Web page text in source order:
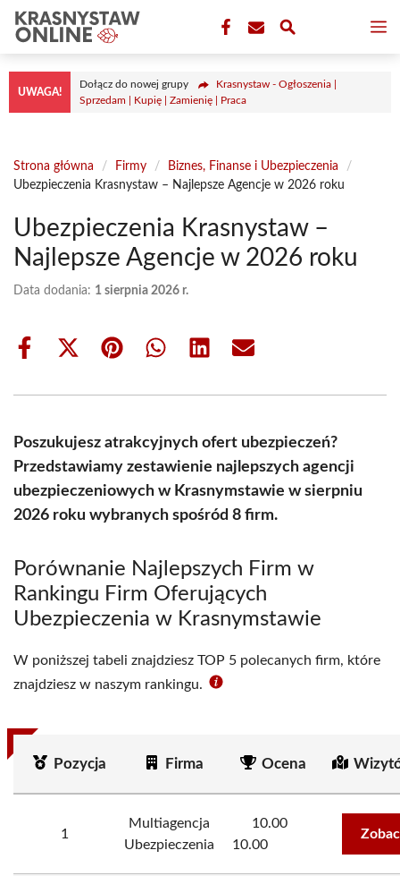
Przejdź
treści
UWAGA!
Dołącz do nowej grupy
Krasnystaw - Ogłoszenia |
Sprzedam | Kupię | Zamienię | Praca
Strona główna / Firmy / Biznes, Finanse i Ubezpieczenia
/
Ubezpieczenia Krasnystaw – Najlepsze Agencje w 2026 roku
Ubezpieczenia Krasnystaw –
Najlepsze Agencje w 2026 roku
Data dodania: 1 sierpnia 2026 r.
Share
Share
(Twitter)
Share Share Share Share
Poszukujesz atrakcyjnych ofert ubezpieczeń?
Przedstawiamy zestawienie najlepszych agencji
ubezpieczeniowych w Krasnymstawie w sierpniu
2026 roku wybranych spośród 8 firm.
Porównanie Najlepszych Firm w
Rankingu Firm Oferujących
Ubezpieczenia w Krasnymstawie
W poniższej tabeli znajdziesz TOP 5 polecanych firm, które
znajdziesz w naszym rankingu.
Pozycja Firma Ocena
1
Multiagencja
Ubezpieczenia
10.00
10.00